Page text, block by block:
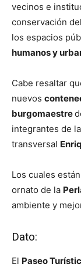
vecinos e
conservación del
los espacios
humanos y
Cabe resaltar
nuevos
burgomaestre
integrantes de
transversal
Los cuales
ornato de la
ambiente y
Dato:
El Paseo